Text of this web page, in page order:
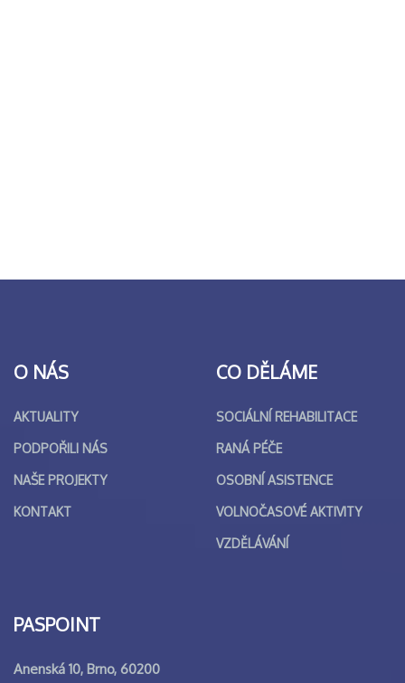
O NÁS
AKTUALITY
PODPOŘILI NÁS
NAŠE PROJEKTY
KONTAKT
CO DĚLÁME
SOCIÁLNÍ REHABILITACE
RANÁ PÉČE
OSOBNÍ ASISTENCE
VOLNOČASOVÉ AKTIVITY
VZDĚLÁVÁNÍ
PASPOINT
Anenská 10, Brno, 60200